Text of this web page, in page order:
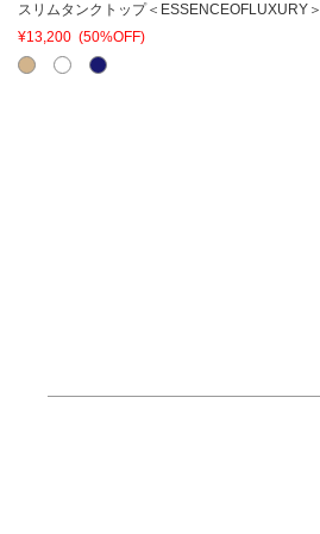
スリムタンクトップ＜ESSENCEOFLUXURY＞
¥13,200 (50%OFF)